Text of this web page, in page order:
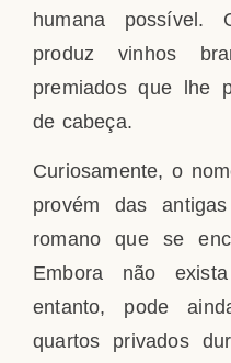
humana possível.
produz vinhos
premiados que lhe
de cabeça.
Curiosamente, o
provém das
romano que se
Embora não
entanto, pode
quartos privados